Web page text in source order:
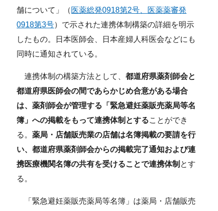
舗について」（ 医薬総発0918第2号、医薬薬審発
0918第3号）で示された連携体制構築の詳細を明示
したもの。日本医師会、日本産婦人科医会などにも
同時に通知されている。
連携体制の構築方法として、都道府県薬剤師会と
都道府県医師会の間であらかじめ合意がある場合
は、薬剤師会が管理する「緊急避妊薬販売薬局等名
簿」への掲載をもって連携体制とすることができ
る。薬局・店舗販売業の店舗は名簿掲載の要請を行
い、都道府県薬剤師会からの掲載完了通知および連
携医療機関名簿の共有を受けることで連携体制 とす
る。
「緊急避妊薬販売薬局等名簿」は薬局・店舗販売